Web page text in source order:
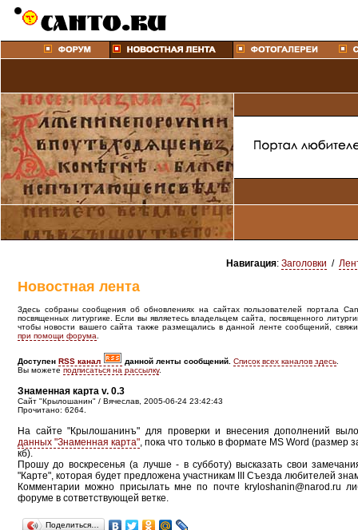
Навигация: Заголовки /
Новостная лента
Здесь собраны сообщения об обновлениях на сайтах пользователей портала
посвященных литургике. Если вы являетесь владельцем сайта, посвященного
чтобы новости вашего сайта также размещались в данной ленте сообщений,
при помощи форума
Доступен RSS канал данной ленты сообщений. Список всех каналов здесь
Вы можете подписаться на рассылку.
Знаменная карта v. 0.3
Сайт "Крылошанин" / Вячеслав, 2005-06-24 23:42:43
Прочитано: 6264.
На сайте "Крылошанинъ" для проверки и внесения дополнений
данных "Знаменная карта", пока что только в формате MS Word (размер
кб).
Прошу до воскресенья (а лучше - в субботу) высказать свои
"Карте", которая будет предложена участникам III Съезда любителей
Комментарии можно присылать мне по почте kryloshanin@narod.ru
форуме в сответствующей ветке.
Поделиться…